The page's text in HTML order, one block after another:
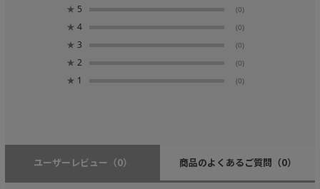
★ 5 (0)
★ 4 (0)
★ 3 (0)
★ 2 (0)
★ 1 (0)
ユーザーレビュー （0） 商品のよくあるご質問 （0）